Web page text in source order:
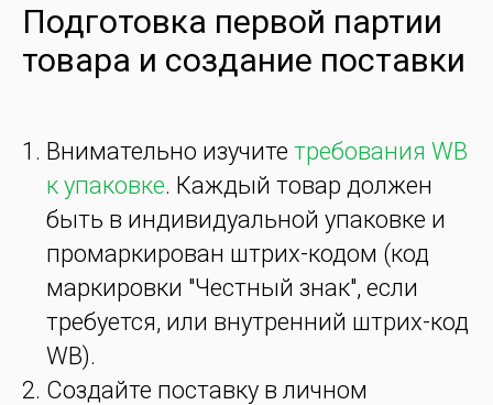
Подготовка первой партии
товара и создание поставки
Внимательно изучите требования WB
к упаковке. Каждый товар должен
быть в индивидуальной упаковке и
промаркирован штрих-кодом (код
маркировки "Честный знак", если
требуется, или внутренний штрих-код
WB).
Создайте поставку в личном